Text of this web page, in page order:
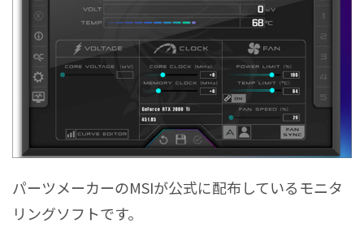
パーツメーカーのMSIが公式に配布しているモニタ
リングソフトです。